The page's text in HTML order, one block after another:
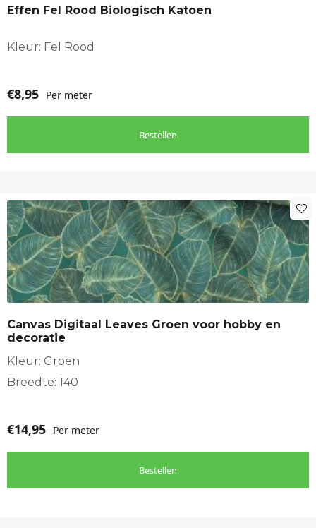
Effen Fel Rood Biologisch Katoen
Kleur: Fel Rood
€8,95 Per meter
Bestellen
Canvas Digitaal Leaves Groen voor hobby en
decoratie
Kleur: Groen
Breedte: 140
€14,95 Per meter
Bestellen